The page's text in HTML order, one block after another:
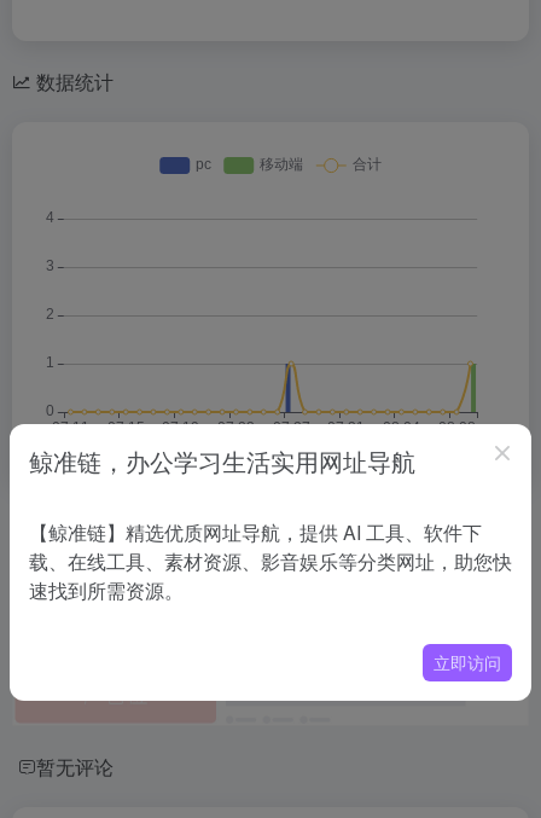
数据统计
相关导航
暂无评论
鲸准链，办公学习生活实用网址导航
【鲸准链】精选优质网址导航，提供 AI 工具、软件下
载、在线工具、素材资源、影音娱乐等分类网址，助您快
速找到所需资源。
立即访问